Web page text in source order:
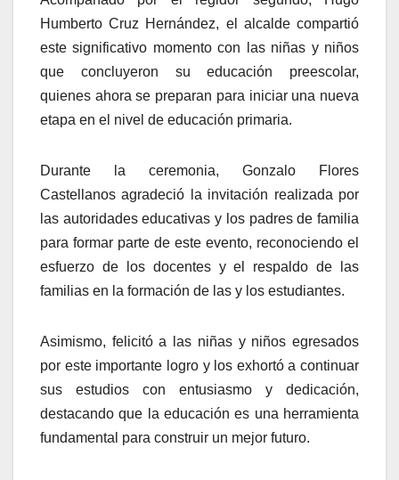
Humberto Cruz Hernández, el alcalde compartió
este significativo momento con las niñas y niños
que concluyeron su educación preescolar,
quienes ahora se preparan para iniciar una nueva
etapa en el nivel de educación primaria.
Durante la ceremonia, Gonzalo Flores
Castellanos agradeció la invitación realizada por
las autoridades educativas y los padres de familia
para formar parte de este evento, reconociendo el
esfuerzo de los docentes y el respaldo de las
familias en la formación de las y los estudiantes.
Asimismo, felicitó a las niñas y niños egresados
por este importante logro y los exhortó a continuar
sus estudios con entusiasmo y dedicación,
destacando que la educación es una herramienta
fundamental para construir un mejor futuro.